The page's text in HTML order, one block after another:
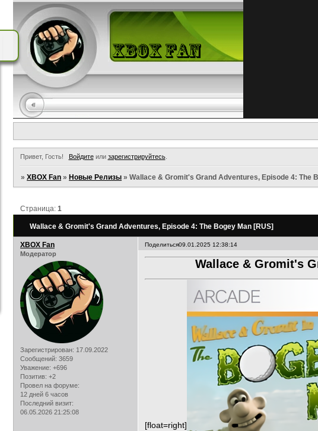
Привет, Гость! Войдитеили зарегистрируйтесь.
»XBOX Fan »Новые Релизы »Wallace & Gromit's Grand Adventures, Episode 4: The
Wallace & Gromit's Grand Adventures, Episode 4: The Bogey Man [RUS]
Страница:1
Поделиться09.01.2025 12:38:14
XBOX Fan
Модератор
Зарегистрирован: 17.09.2022
Сообщений: 3659
Уважение: +696
Позитив: +2
Провел на форуме:
12 дней 6 часов
Последний визит:
06.05.2026 21:25:08
Wallace & Gromit's
[float=right]